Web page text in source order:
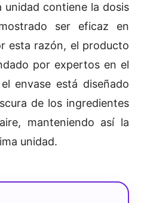
unidad contiene la dosis
ser eficaz en
esta razón, el producto
por expertos en el
envase está diseñado
de los ingredientes
manteniendo así la
unidad.